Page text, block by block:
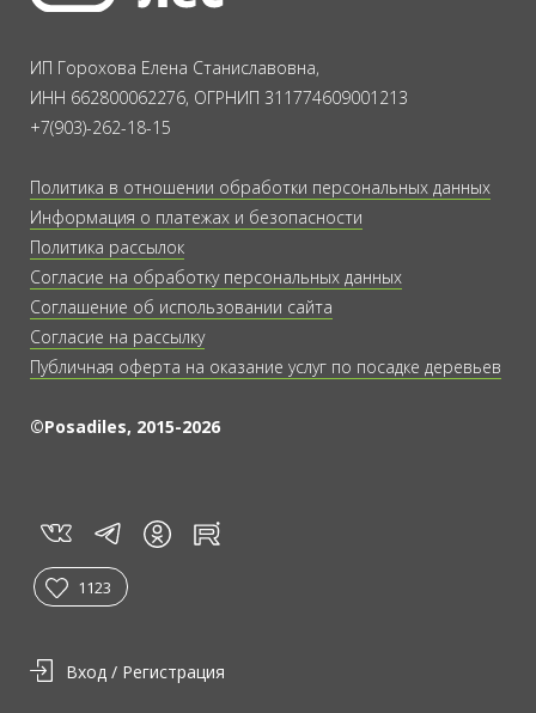
ИП Горохова Елена Станиславовна,
ИНН 662800062276, ОГРНИП 311774609001213
+7(903)-262-18-15
Политика в отношении обработки персональных данных
Информация о платежах и безопасности
Политика рассылок
Согласие на обработку персональных данных
Соглашение об использовании сайта
Согласие на рассылку
Публичная оферта на оказание услуг по посадке деревьев
©Posadiles, 2015-2026
vk tg in rt
1123
Вход / Регистрация